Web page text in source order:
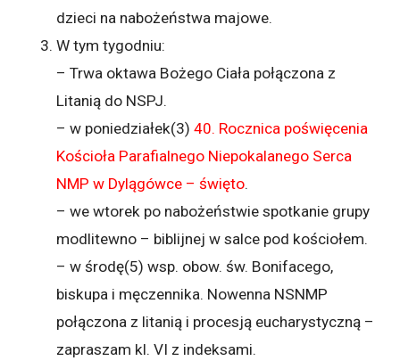
dzieci na nabożeństwa majowe.
W tym tygodniu:
– Trwa oktawa Bożego Ciała połączona z
Litanią do NSPJ.
– w poniedziałek(3)40. Rocznica poświęcenia
Kościoła Parafialnego Niepokalanego Serca
NMP w Dylągówce – święto.
– we wtorek po nabożeństwie spotkanie grupy
modlitewno – biblijnej w salce pod kościołem.
– w środę(5) wsp. obow. św. Bonifacego,
biskupa i męczennika. Nowenna NSNMP
połączona z litanią i procesją eucharystyczną –
zapraszam kl. VI z indeksami.